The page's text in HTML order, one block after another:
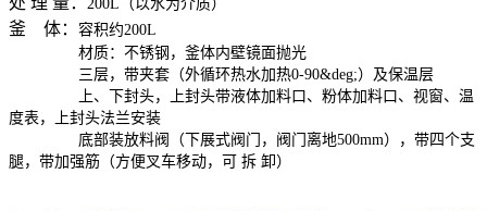
200L（以水为介质）
釜 体： 容积约200L
材质：不锈钢，釜体内壁镜面抛光
三层，带夹套（外循环热水加热0-90&deg;）及保温层
上、下封头，上封头带液体加料口、粉体加料口、视窗、温
度表，上封头法兰安装
底部装放料阀（下展式阀门，阀门离地500mm），带四个支
腿，带加强筋（方便叉车移动，可 拆 卸）